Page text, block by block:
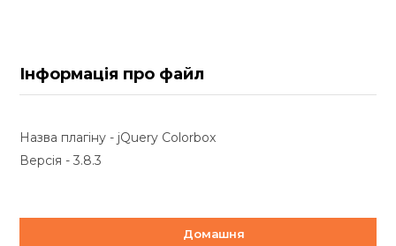
Інформація про файл
Назва плагіну - jQuery Colorbox
Версія - 3.8.3
Домашня